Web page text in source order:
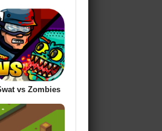
vs Zombies